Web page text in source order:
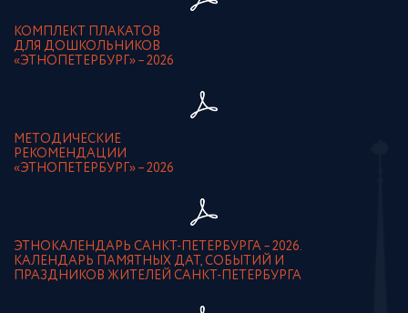
КОМПЛЕКТ ПЛАКАТОВ
ДЛЯ ДОШКОЛЬНИКОВ
«ЭТНОПЕТЕРБУРГ» – 2026
МЕТОДИЧЕСКИЕ
РЕКОМЕНДАЦИИ
«ЭТНОПЕТЕРБУРГ» – 2026
ЭТНОКАЛЕНДАРЬ САНКТ-ПЕТЕРБУРГА – 2026.
КАЛЕНДАРЬ ПАМЯТНЫХ ДАТ, СОБЫТИЙ И
ПРАЗДНИКОВ ЖИТЕЛЕЙ САНКТ-ПЕТЕРБУРГА